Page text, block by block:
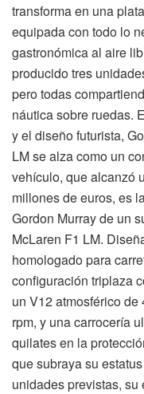
transforma en una
equipada con todo lo
gastronómica al aire
producido tres
pero todas
náutica sobre ruedas.
y el diseño futurista,
LM se alza como un
vehículo, que alcanzó
millones de euros, es
Gordon Murray de un
McLaren F1 LM.
homologado para
configuración triplaza
un V12 atmosférico
rpm, y una carrocería
quilates en la
que subraya su
unidades previstas,